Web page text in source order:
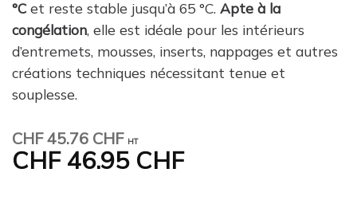
°Cet reste stable jusqu’à 65 °C. Apte à la
congélation, elle est idéale pour les intérieurs
d’entremets, mousses, inserts, nappages et autres
créations techniques nécessitant tenue et
souplesse.
CHF45.76 CHF HT
CHF46.95 CHF